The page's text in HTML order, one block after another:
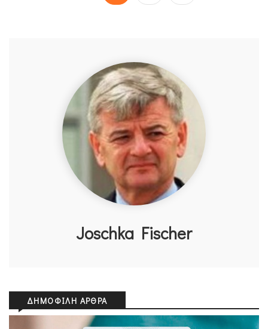
Joschka Fischer
ΔΗΜΟΦΙΛΉ ΆΡΘΡΑ